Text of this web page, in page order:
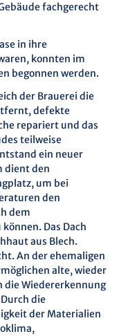
fachgerecht
in ihre
konnten im
begonnen werden.
der Brauerei die
defekte
repariert und das
teilweise
ein neuer
dient den
um bei
den
dem
Das Dach
aus Blech.
An der ehemaligen
alte, wieder
die Wiedererkennung
die
der Materialien